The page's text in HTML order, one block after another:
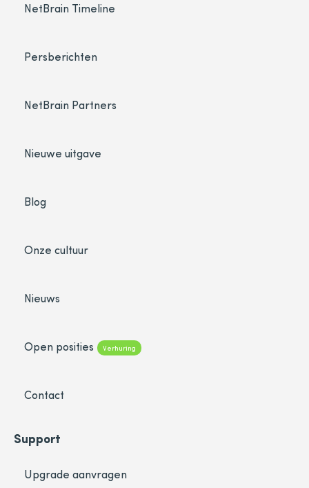
NetBrain Timeline
Persberichten
NetBrain Partners
Nieuwe uitgave
Blog
Onze cultuur
Nieuws
Open posities Verhuring
Contact
Support
Upgrade aanvragen